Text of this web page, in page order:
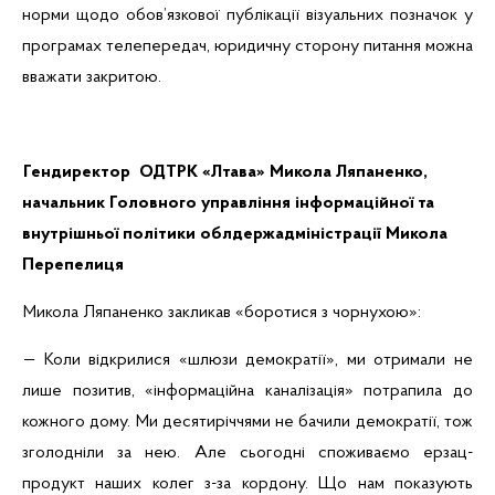
норми щодо обов’язкової публікації візуальних позначок у
програмах телепередач, юридичну сторону питання можна
вважати закритою.
Гендиректор ОДТРК «Лтава» Микола Ляпаненко,
начальник Головного управління інформаційної та
внутрішньої політики облдержадміністрації Микола
Перепелиця
Микола Ляпаненко закликав «боротися з чорнухою»:
— Коли відкрилися «шлюзи демократії», ми отримали не
лише позитив, «інформаційна каналізація» потрапила до
кожного дому. Ми десятиріччями не бачили демократії, тож
зголодніли за нею. Але сьогодні споживаємо ерзац-
продукт наших колег з-за кордону. Що нам показують